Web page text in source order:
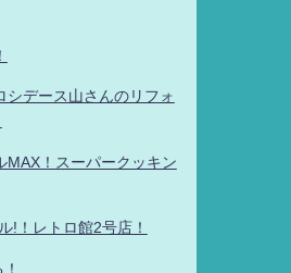
シデース山さんのリフォ
MAX！スーパークッキン
!！レトロ館2号店！